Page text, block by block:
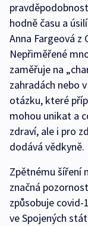
hodně času a
Anna Fargeová
Nepřiměřené
zaměřuje na
zahradách nebo
otázku, které
mohou unikat a
zdraví, ale i pro
dodává vědkyně.
Zpětnému šíření
značná
způsobuje covid-
ve Spojených